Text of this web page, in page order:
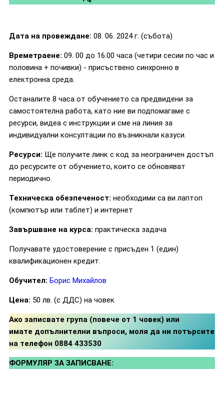
Дата на провеждане: 08. 06. 2024 г. (събота)
Времетраене: 09. 00 до 16.00 часа (четири сесии по час и
половина + почивки) - присъствено синхронно в
електронна среда.
Останалите 8 часа от обучението са предвидени за
самостоятелна работа, като ние ви подпомагаме с
ресурси, видеа с инструкции и сме на линия за
индивидуални консултации по възникнали казуси.
Ресурси: Ще получите линк с код за неограничен достъп
до ресурсите от обучението, които се обновяват
периодично.
Техническа обезпеченост: необходими са ви лаптоп
(компютър или таблет) и интернет
Завършване на курса: практическа задача
Получавате удостоверение с присъден 1 (един)
квалификационен кредит.
Обучител: Борис Михайлов
Цена: 50 лв. (с ДДС) на човек
Ако записвате група (повече от 1 човек) или
имате допълнителни въпроси, моля да ни потърсите
на телефон 0884 433530
ФОРМУЛЯР ЗА ЗАПИСВАНЕ: